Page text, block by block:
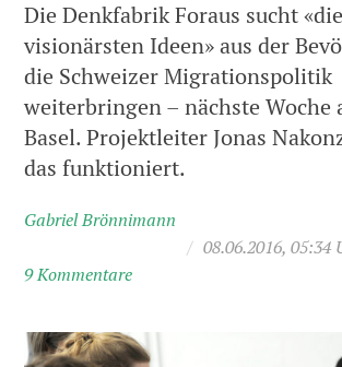
Die Denkfabrik Foraus sucht «die
visionärsten Ideen» aus der
die Schweizer Migrationspolitik
weiterbringen – nächste Woche
Basel. Projektleiter Jonas
das funktioniert.
Gabriel Brönnimann
/ 08.06.2016, 05:34
9 Kommentare